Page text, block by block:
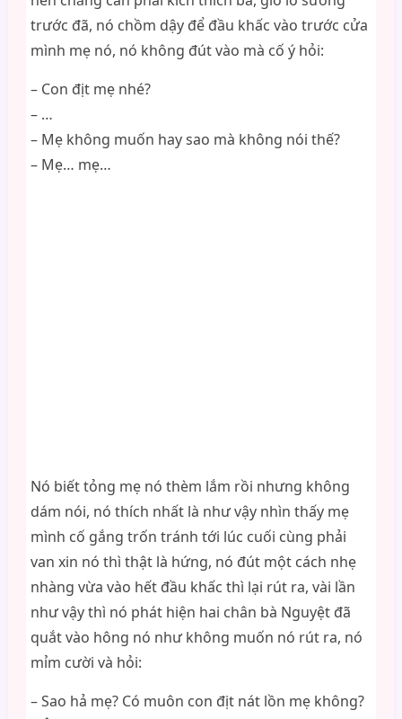
trước đã, nó chồm dậy để đầu khấc vào trước cửa
mình mẹ nó, nó không đút vào mà cố ý hỏi:
– Con địt mẹ nhé?
– …
– Mẹ không muốn hay sao mà không nói thế?
– Mẹ… mẹ…
Nó biết tỏng mẹ nó thèm lắm rồi nhưng không
dám nói, nó thích nhất là như vậy nhìn thấy mẹ
mình cố gắng trốn tránh tới lúc cuối cùng phải
van xin nó thì thật là hứng, nó đút một cách nhẹ
nhàng vừa vào hết đầu khấc thì lại rút ra, vài lần
như vậy thì nó phát hiện hai chân bà Nguyệt đã
quắt vào hông nó như không muốn nó rút ra, nó
mỉm cười và hỏi:
– Sao hả mẹ? Có muôn con địt nát lồn mẹ không?